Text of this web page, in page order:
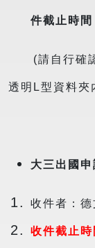
件截止時間
(請自行確認
透明L型資料夾
大三出國申
收件者：
收件截止